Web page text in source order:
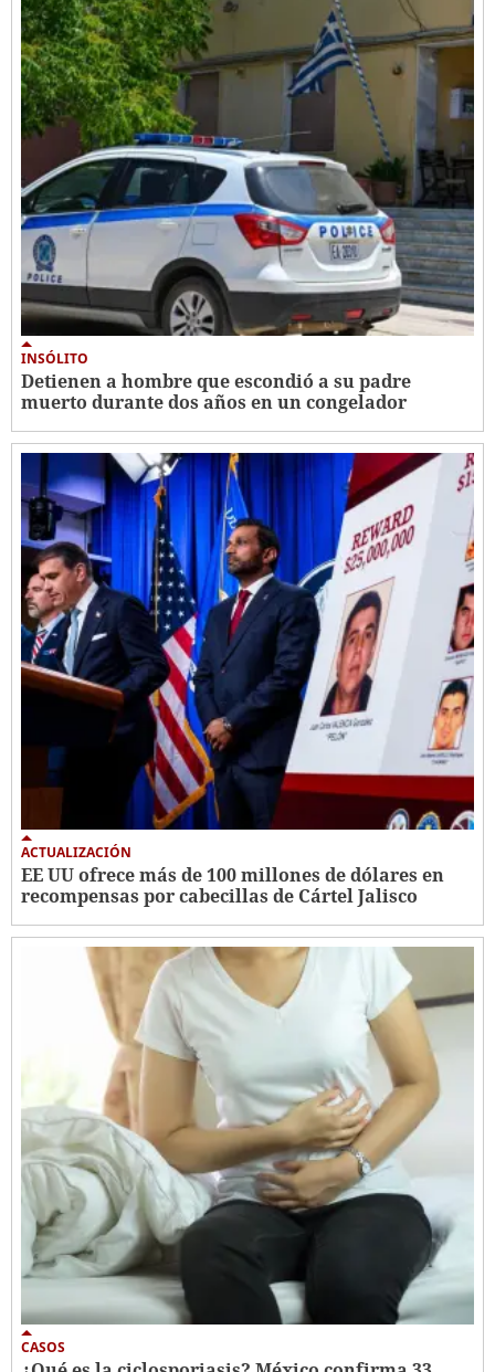
INSÓLITO
Detienen a hombre que escondió a su padre
muerto durante dos años en un congelador
ACTUALIZACIÓN
EE UU ofrece más de 100 millones de dólares en
recompensas por cabecillas de Cártel Jalisco
CASOS